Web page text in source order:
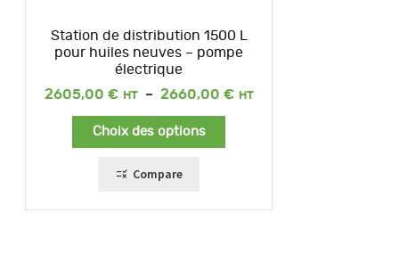
Station de distribution 1500 L
pour huiles neuves – pompe
électrique
2605,00 € – 2660,00 €
Plage
Choix des options
Compare